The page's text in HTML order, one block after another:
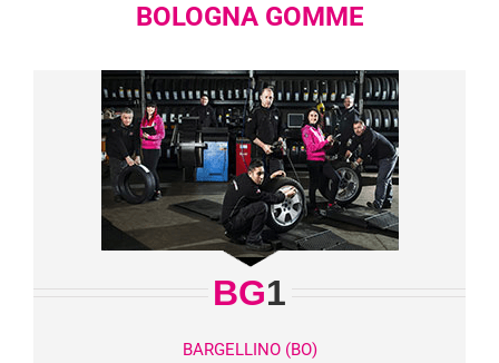
BOLOGNA GOMME
BG1
BARGELLINO (BO)